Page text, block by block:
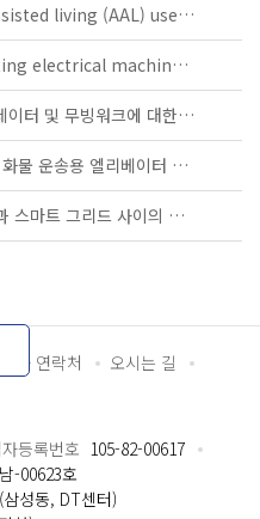
IEC TS 63134:2020 - Active assisted living (AAL) use cases
IEC 60034-5:2020 RLV - Rotating electrical machines - Part 5: Degrees of protection provided by the integral design of rotating electrical machines (IP code) - Classification
KS B ISO/TS 25740-1 - 에스컬레이터 및 무빙워크에 대한 안전요건 — 제1부: 세계공통 필수 안전요건(GESRs)
KS B ISO/TS 8100-21 - 승객 및 화물 운송용 엘리베이터 —제21부: 세계공통 필수안전요건(GESRs)을 충족하는 세계공통 안전 파라미터(GSPs)
KS C IEC TS 62872 - 산업 시설과 스마트 그리드 사이의 산업 공정 측정, 제어 및 자동화 시스템 인터페이스
당자 연락처
오시는 길
등록번호 105-82-00617
-00623호
성동, DT센터)